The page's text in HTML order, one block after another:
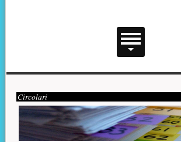
Menu principale
Presentazione
Circolari